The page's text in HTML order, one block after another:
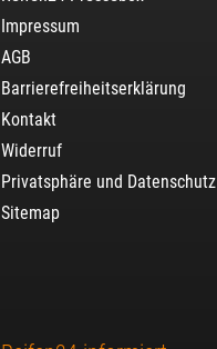
Impressum
AGB
Barrierefreiheitserklärung
Kontakt
Widerruf
Privatsphäre und Datenschutz
Sitemap